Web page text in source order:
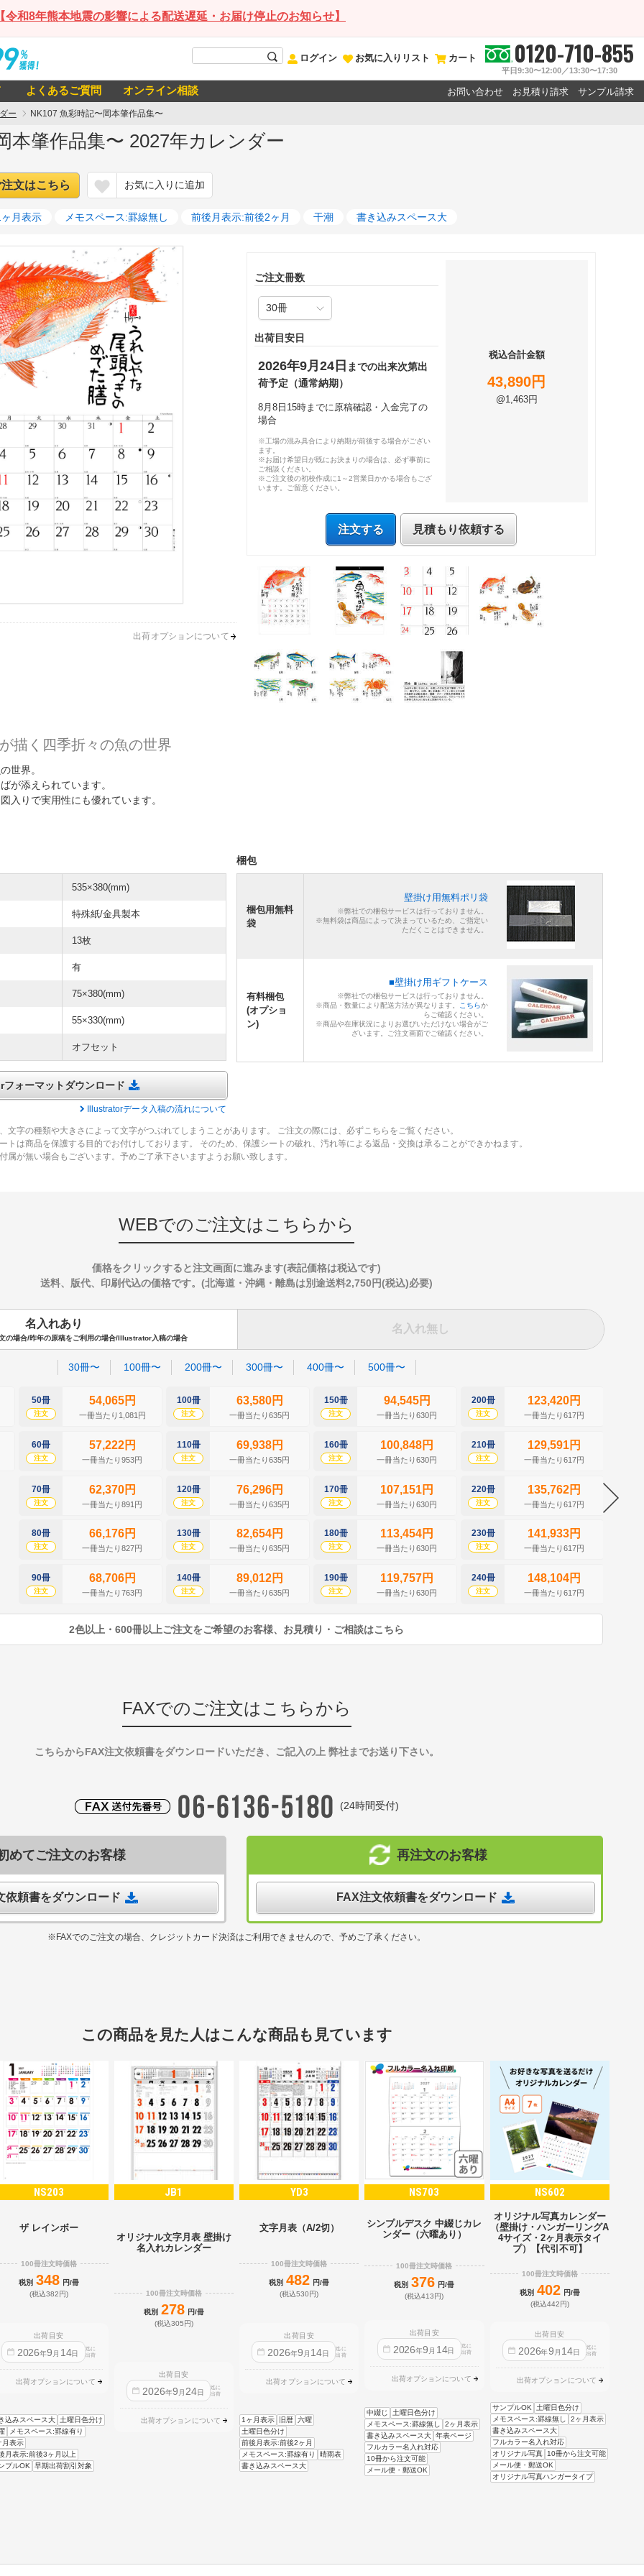
令和8年熊本地震の影響による配送遅延・お届け停止のお知らせ】
ログイン お気に入りリスト カート 0120-710-855
平日9:30〜12:00／13:30〜17:30
よくあるご質問 オンライン相談 お問い合わせ お見積り請求 サンプル請求
ー NK107 魚彩時記〜岡本肇作品集〜
本肇作品集〜 2027年カレンダー
文はこちら お気に入りに追加
月表示 メモスペース:罫線無し 前後月表示:前後2ヶ月 干潮 書き込みスペース大
出荷オプションについて
ご注文冊数
出荷目安日
2026年9月24日 までの出来次第出
荷予定（通常納期）
8月8日15時までに原稿確認・入金完了の
場合
※工場の混み具合により納期が前後する場合がござい
ます。
※お届け希望日が既にお決まりの場合は、必ず事前に
ご相談ください。
※ご注文後の初校作成に1～2営業日かかる場合もござ
います。ご留意ください。
税込合計金額
43,890円
@1,463円
注文する 見積もり依頼する
描く四季折々の魚の世界
世界。
が添えられています。
入りで実用性にも優れています。
535×380(mm)
特殊紙/金具製本
13枚
有
75×380(mm)
55×330(mm)
オフセット
ォーマットダウンロード
Illustratorデータ入稿の流れについて
梱包
梱包用無料
袋
壁掛け用無料ポリ袋
※弊社での梱包サービスは行っておりません。
※無料袋は商品によって決まっているため、ご指定い
ただくことはできません。
有料梱包
(オプショ
ン)
■壁掛け用ギフトケース
※弊社での梱包サービスは行っておりません。
※商品・数量により配送方法が異なります。
こちらか
らご確認ください。
※商品や在庫状況によりお選びいただけない場合がご
ざいます。ご注文画面でご確認ください。
字の種類や大きさによって文字がつぶれてしまうことがあります。 ご注文の際には、必ずこちらをご覧ください。
は商品を保護する目的でお付けしております。 そのため、保護シートの破れ、汚れ等による返品・交換は承ることができかねます。
属が無い場合もございます。予めご了承下さいますようお願い致します。
WEBでのご注文はこちらから
価格をクリックすると注文画面に進みます(表記価格は税込です)
送料、版代、印刷代込の価格です。(北海道・沖縄・離島は別途送料2,750円(税込)必要)
名入れあり
の場合/昨年の原稿をご利用の場合/Illustrator入稿の場合
名入れ無し
30冊〜 100冊〜 200冊〜 300冊〜 400冊〜 500冊〜
50冊
注文
54,065円
一冊当たり1,081円
60冊
注文
57,222円
一冊当たり953円
70冊
注文
62,370円
一冊当たり891円
80冊
注文
66,176円
一冊当たり827円
90冊
注文
68,706円
一冊当たり763円
100冊
注文
63,580円
一冊当たり635円
110冊
注文
69,938円
一冊当たり635円
120冊
注文
76,296円
一冊当たり635円
130冊
注文
82,654円
一冊当たり635円
140冊
注文
89,012円
一冊当たり635円
150冊
注文
94,545円
一冊当たり630円
160冊
注文
100,848円
一冊当たり630円
170冊
注文
107,151円
一冊当たり630円
180冊
注文
113,454円
一冊当たり630円
190冊
注文
119,757円
一冊当たり630円
200冊
注文
123,420円
一冊当たり617円
210冊
注文
129,591円
一冊当たり617円
220冊
注文
135,762円
一冊当たり617円
230冊
注文
141,933円
一冊当たり617円
240冊
注文
148,104円
一冊当たり617円
2色以上・600冊以上ご注文をご希望のお客様、お見積り・ご相談はこちら
FAXでのご注文はこちらから
こちらからFAX注文依頼書をダウンロードいただき、ご記入の上 弊社までお送り下さい。
(24時間受付)
めてご注文のお客様
依頼書をダウンロード
再注文のお客様
FAX注文依頼書をダウンロード
※FAXでのご注文の場合、クレジットカード決済はご利用できませんので、予めご了承ください。
この商品を見た人はこんな商品も見ています
NS203
ザ レインボー
100冊注文時価格
税別 348 円/冊
(税込382円)
出荷目安
2026年9 月 14日
迄に
出荷
出荷オプションについて
込みスペース大
土曜日色分け
メモスペース:罫線有り
月表示
月表示:前後3ヶ月以上
プルOK
早期出荷割引対象
JB1
オリジナル文字月表 壁掛け
名入れカレンダー
100冊注文時価格
税別 278 円/冊
(税込305円)
出荷目安
2026年9 月 24日
迄に
出荷
出荷オプションについて
YD3
文字月表（A/2切）
100冊注文時価格
税別 482 円/冊
(税込530円)
出荷目安
2026年9 月 14日
迄に
出荷
出荷オプションについて
1ヶ月表示 旧暦 六曜
土曜日色分け
前後月表示:前後2ヶ月
メモスペース:罫線有り
晴雨表
書き込みスペース大
NS703
シンプルデスク 中綴じカレ
ンダー（六曜あり）
100冊注文時価格
税別 376 円/冊
(税込413円)
出荷目安
2026年9 月 14日
迄に
出荷
出荷オプションについて
中綴じ
土曜日色分け
メモスペース:罫線無し
2ヶ月表示
書き込みスペース大 年表ページ
フルカラー名入れ対応
10冊から注文可能
メール便・郵送OK
NS602
オリジナル写真カレンダー
（壁掛け・ハンガーリングA
4サイズ・2ヶ月表示タイ
プ）【代引不可】
100冊注文時価格
税別 402 円/冊
(税込442円)
出荷目安
2026年9 月 14日
迄に
出荷
出荷オプションについて
サンプルOK 土曜日色分け
メモスペース:罫線無し
2ヶ月表示
書き込みスペース大
フルカラー名入れ対応
オリジナル写真 10冊から注文可能
メール便・郵送OK
オリジナル写真ハンガータイプ